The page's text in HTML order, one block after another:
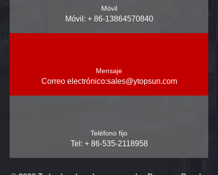
Móvil
Móvil: + 86-13864570840
Mensaje
Correo electrónico:sales@ytopsun.com
Teléfono fijo
Tel: + 86-535-2118958